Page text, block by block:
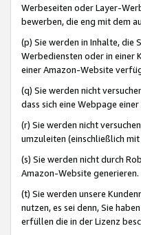
Werbeseiten oder Layer-
bewerben, die eng mit dem
(p) Sie werden in Inhalte, die
Werbediensten oder in einer
einer Amazon-Website
(q) Sie werden nicht
dass sich eine Webpage
(r) Sie werden nicht
umzuleiten (einschließlich
(s) Sie werden nicht durch
Amazon-Website generieren.
(t) Sie werden unsere
nutzen, es sei denn, Sie
erfüllen die in der Lizenz